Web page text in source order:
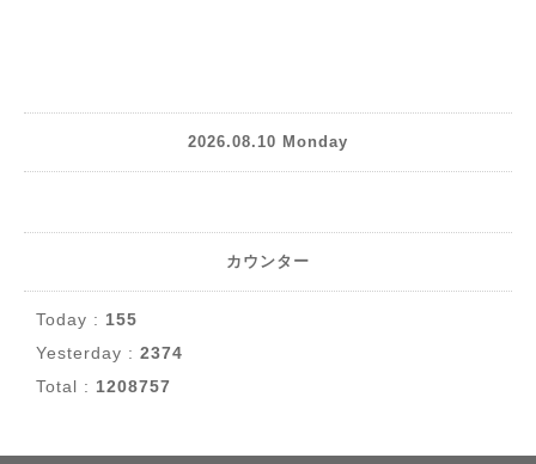
2026.08.10 Monday
カウンター
Today : 155
Yesterday : 2374
Total : 1208757